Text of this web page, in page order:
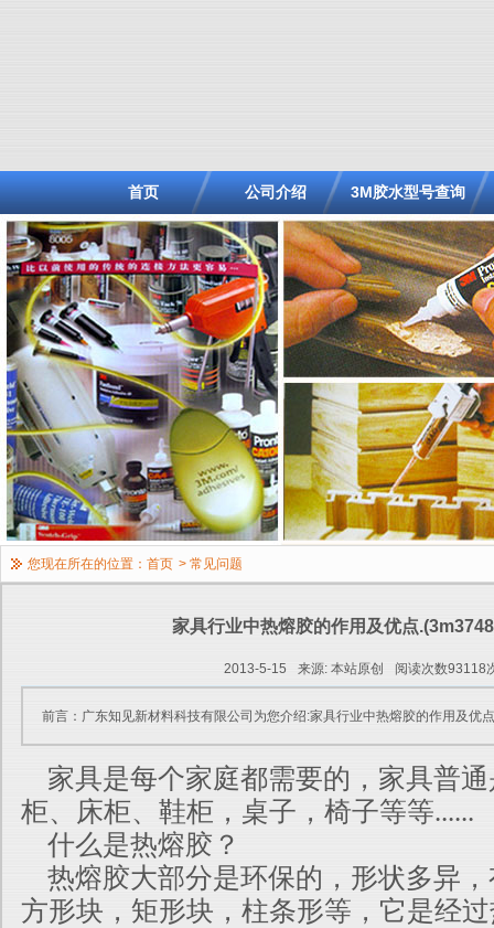
首页 公司介绍 3M胶水型号查询
您现在所在的位置： 首页 > 常见问题
家具行业中热熔胶的作用及优点
2013-5-15 来源: 本站原创 阅读次数93118
前言：广东知见新材料科技有限公司为您介绍:家具行业中热熔胶的作用及优
家具是每个家庭都需要的，家具普
柜、床柜、鞋柜，桌子，椅子等等......
什么是热熔胶？
热熔胶大部分是环保的，形状多异
方形块，矩形块，柱条形等，它是经